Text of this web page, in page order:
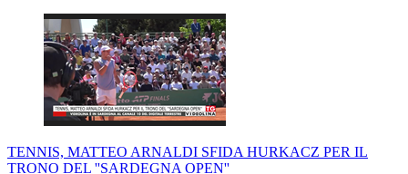
TENNIS, MATTEO ARNALDI SFIDA HURKACZ PER IL
TRONO DEL ''SARDEGNA OPEN''